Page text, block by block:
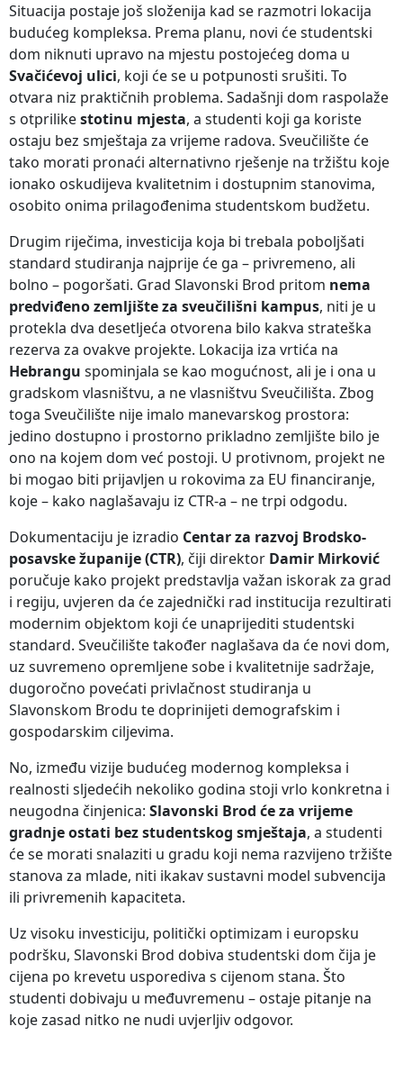
Situacija postaje još složenija kad se razmotri lokacija
budućeg kompleksa. Prema planu, novi će studentski
dom niknuti upravo na mjestu postojećeg doma u
Svačićevoj ulici, koji će se u potpunosti srušiti. To
otvara niz praktičnih problema. Sadašnji dom raspolaže
s otprilikestotinu mjesta, a studenti koji ga koriste
ostaju bez smještaja za vrijeme radova. Sveučilište će
tako morati pronaći alternativno rješenje na tržištu koje
ionako oskudijeva kvalitetnim i dostupnim stanovima,
osobito onima prilagođenima studentskom budžetu.
Drugim riječima, investicija koja bi trebala poboljšati
standard studiranja najprije će ga – privremeno, ali
bolno – pogoršati. Grad Slavonski Brod pritom nema
predviđeno zemljište za sveučilišni kampus, niti je u
protekla dva desetljeća otvorena bilo kakva strateška
rezerva za ovakve projekte. Lokacija iza vrtića na
Hebrangu spominjala se kao mogućnost, ali je i ona u
gradskom vlasništvu, a ne vlasništvu Sveučilišta. Zbog
toga Sveučilište nije imalo manevarskog prostora:
jedino dostupno i prostorno prikladno zemljište bilo je
ono na kojem dom već postoji. U protivnom, projekt ne
bi mogao biti prijavljen u rokovima za EU financiranje,
koje – kako naglašavaju iz CTR-a – ne trpi odgodu.
Dokumentaciju je izradio Centar za razvoj Brodsko-
posavske županije (CTR), čiji direktor Damir Mirković
poručuje kako projekt predstavlja važan iskorak za grad
i regiju, uvjeren da će zajednički rad institucija rezultirati
modernim objektom koji će unaprijediti studentski
standard. Sveučilište također naglašava da će novi dom,
uz suvremeno opremljene sobe i kvalitetnije sadržaje,
dugoročno povećati privlačnost studiranja u
Slavonskom Brodu te doprinijeti demografskim i
gospodarskim ciljevima.
No, između vizije budućeg modernog kompleksa i
realnosti sljedećih nekoliko godina stoji vrlo konkretna i
neugodna činjenica: Slavonski Brod će za vrijeme
gradnje ostati bez studentskog smještaja, a studenti
će se morati snalaziti u gradu koji nema razvijeno tržište
stanova za mlade, niti ikakav sustavni model subvencija
ili privremenih kapaciteta.
Uz visoku investiciju, politički optimizam i europsku
podršku, Slavonski Brod dobiva studentski dom čija je
cijena po krevetu usporediva s cijenom stana. Što
studenti dobivaju u međuvremenu – ostaje pitanje na
koje zasad nitko ne nudi uvjerljiv odgovor.